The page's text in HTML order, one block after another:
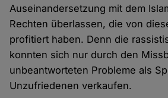
Auseinandersetzung mit dem
Rechten überlassen, die von
profitiert haben. Denn die
konnten sich nur durch den
unbeantworteten Probleme als
Unzufriedenen verkaufen.